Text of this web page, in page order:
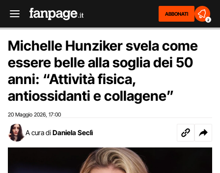
ABBONATI
2
Michelle Hunziker svela come
essere belle alla soglia dei 50
anni: “Attività fisica,
antiossidanti e collagene”
20 Maggio 2026 17:00
A cura di Daniela Seclì